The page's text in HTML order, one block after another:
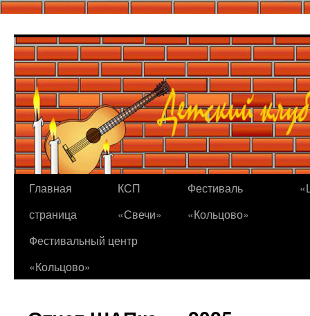
содержимому
Главная
страница
КСП
«Свечи»
Фестиваль
«Кольцово»
Фестивальный центр
«Кольцово»